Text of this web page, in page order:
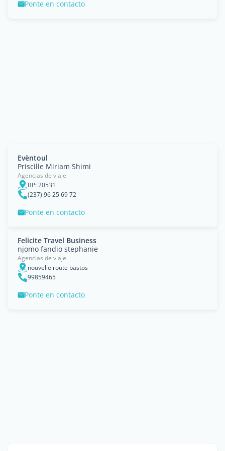
Ponte en contacto
Evèntoul
Priscille Miriam Shimi
Agencias de viaje
BP: 20531
(237) 96 25 69 72
Ponte en contacto
Felicite Travel Business
njomo fandio stephanie
Agencias de viaje
nouvelle route bastos
99859465
Ponte en contacto